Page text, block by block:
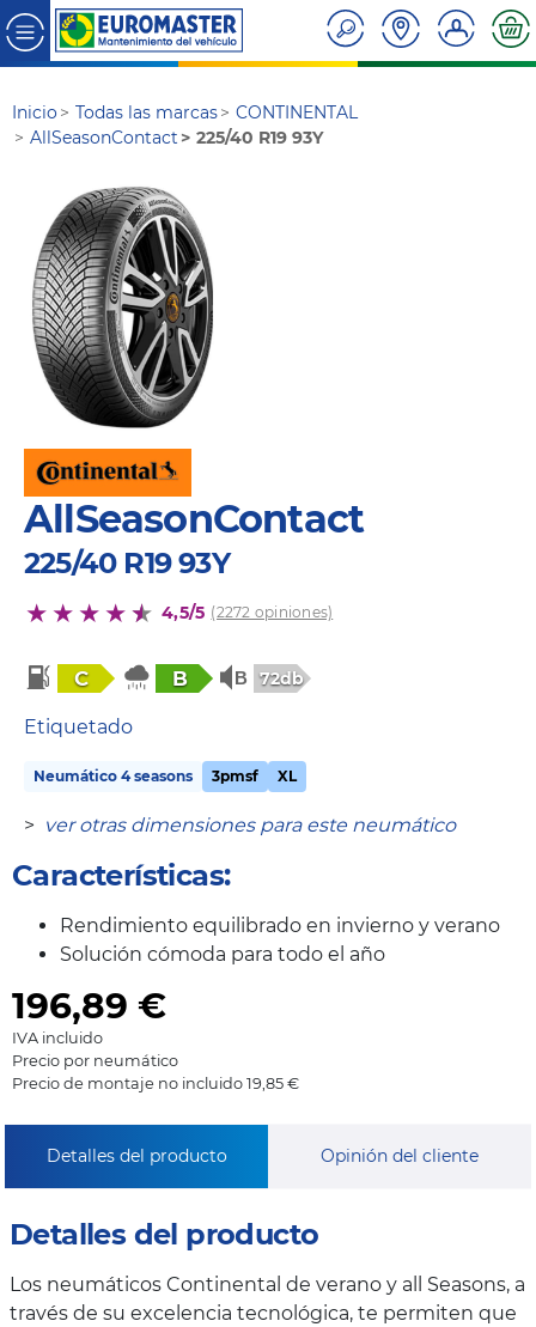
Inicio Todas las marcas
CONTINENTAL
AllSeasonContact
225/40 R19 93Y
AllSeasonContact
225/40 R19 93Y
4,5/5 (2272 opiniones)
C B 72db
Etiquetado
Neumático 4 seasons 3pmsf XL
> ver otras dimensiones para este neumático
Características:
Rendimiento equilibrado en invierno y verano
Solución cómoda para todo el año
196,89 €
IVA incluido
Precio por neumático
Precio de montaje no incluido 19,85 €
Detalles del producto Opinión del cliente
Detalles del producto
Los neumáticos Continental de verano y all Seasons, a
través de su excelencia tecnológica, te permiten que